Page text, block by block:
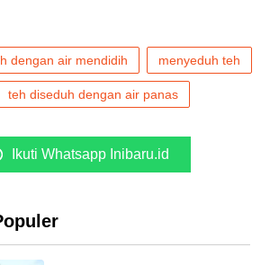
dengan air mendidih menyeduh teh
teh diseduh dengan air panas
Ikuti Whatsapp Inibaru.id